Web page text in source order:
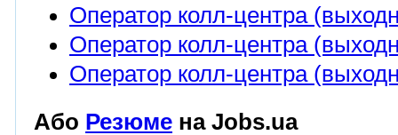
Оператор колл-центра
Оператор колл-центра
Оператор колл-центра
Або Резюме на Jobs.ua